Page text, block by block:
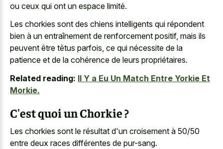
ou ceux qui ont un espace limité.
Les chorkies sont des chiens intelligents qui répondent
bien à un entraînement de renforcement positif, mais ils
peuvent être têtus parfois, ce qui nécessite de la
patience et de la cohérence de leurs propriétaires.
Related reading: Il Y a Eu Un Match Entre Yorkie Et
Morkie.
C'est quoi un Chorkie ?
Les chorkies sont le résultat d'un croisement à 50/50
entre deux races différentes de pur-sang.